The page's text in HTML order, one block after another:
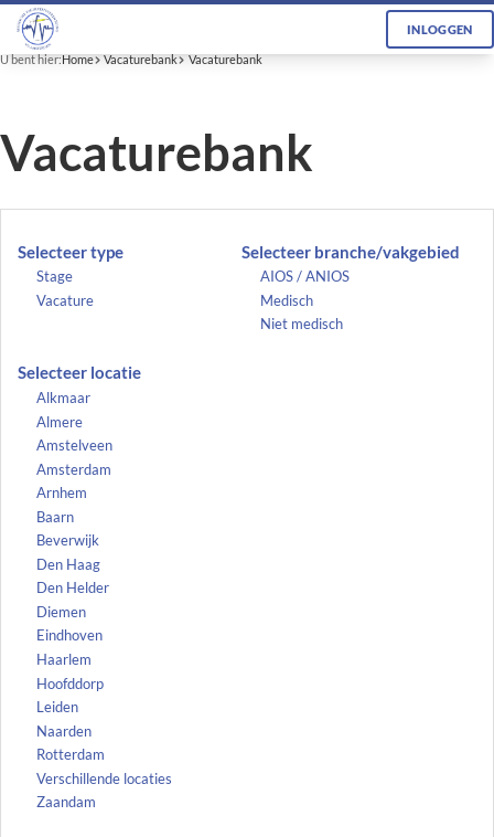
INLOGGEN
U bent hier:Home Vacaturebank Vacaturebank
Vacaturebank
Selecteer type
Stage
Vacature
Selecteer branche/vakgebied
AIOS / ANIOS
Medisch
Niet medisch
Selecteer locatie
Alkmaar
Almere
Amstelveen
Amsterdam
Arnhem
Baarn
Beverwijk
Den Haag
Den Helder
Diemen
Eindhoven
Haarlem
Hoofddorp
Leiden
Naarden
Rotterdam
Verschillende locaties
Zaandam